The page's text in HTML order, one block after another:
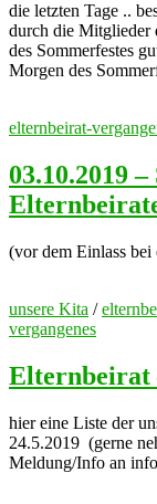
die letzten Tage ..
durch die Mitglieder
des Sommerfestes
Morgen des
elternbeirat-
03.10.2019
(vor dem Einlass bei
unsere Kita /
vergangenes
Elternbeirat
hier eine Liste der
24.5.2019 (gerne
Meldung/Info an